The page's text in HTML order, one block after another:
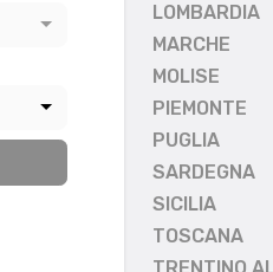
LOMBARDIA
MARCHE
MOLISE
PIEMONTE
PUGLIA
SARDEGNA
SICILIA
TOSCANA